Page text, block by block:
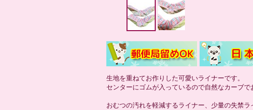
生地を重ねてお作りした可愛いライナーです。
センターにゴムが入っているので自然なカーブで
おむつの汚れを軽減するライナー、少量の失禁ラ